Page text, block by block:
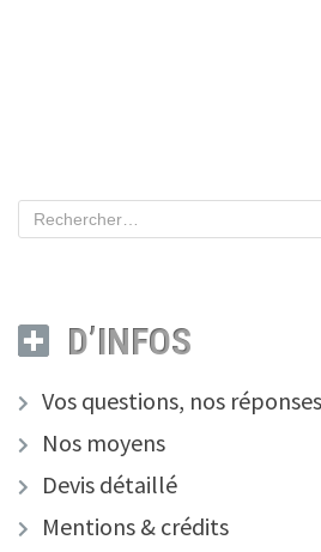
D’INFOS
Vos questions, nos réponses
Nos moyens
Devis détaillé
Mentions & crédits